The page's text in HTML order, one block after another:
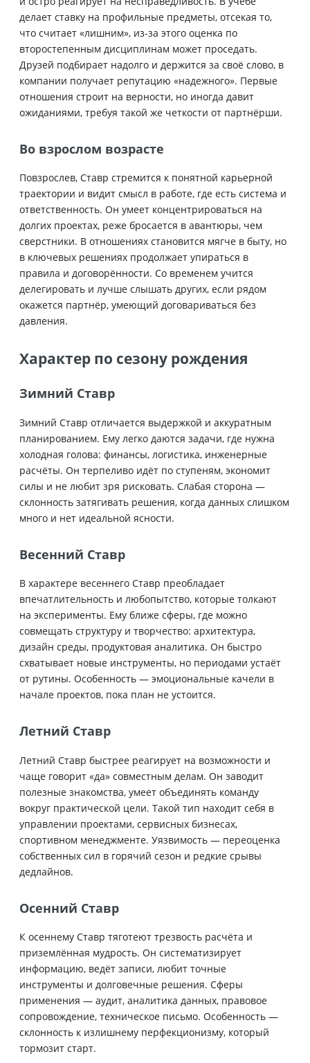
делает ставку на профильные предметы, отсекая то,
что считает «лишним», из-за этого оценка по
второстепенным дисциплинам может проседать.
Друзей подбирает надолго и держится за своё слово, в
компании получает репутацию «надежного». Первые
отношения строит на верности, но иногда давит
ожиданиями, требуя такой же четкости от партнёрши.
Во взрослом возрасте
Повзрослев, Ставр стремится к понятной карьерной
траектории и видит смысл в работе, где есть система и
ответственность. Он умеет концентрироваться на
долгих проектах, реже бросается в авантюры, чем
сверстники. В отношениях становится мягче в быту, но
в ключевых решениях продолжает упираться в
правила и договорённости. Со временем учится
делегировать и лучше слышать других, если рядом
окажется партнёр, умеющий договариваться без
давления.
Характер по сезону рождения
Зимний Ставр
Зимний Ставр отличается выдержкой и аккуратным
планированием. Ему легко даются задачи, где нужна
холодная голова: финансы, логистика, инженерные
расчёты. Он терпеливо идёт по ступеням, экономит
силы и не любит зря рисковать. Слабая сторона —
склонность затягивать решения, когда данных слишком
много и нет идеальной ясности.
Весенний Ставр
В характере весеннего Ставр преобладает
впечатлительность и любопытство, которые толкают
на эксперименты. Ему ближе сферы, где можно
совмещать структуру и творчество: архитектура,
дизайн среды, продуктовая аналитика. Он быстро
схватывает новые инструменты, но периодами устаёт
от рутины. Особенность — эмоциональные качели в
начале проектов, пока план не устоится.
Летний Ставр
Летний Ставр быстрее реагирует на возможности и
чаще говорит «да» совместным делам. Он заводит
полезные знакомства, умеет объединять команду
вокруг практической цели. Такой тип находит себя в
управлении проектами, сервисных бизнесах,
спортивном менеджменте. Уязвимость — переоценка
собственных сил в горячий сезон и редкие срывы
дедлайнов.
Осенний Ставр
К осеннему Ставр тяготеют трезвость расчёта и
приземлённая мудрость. Он систематизирует
информацию, ведёт записи, любит точные
инструменты и долговечные решения. Сферы
применения — аудит, аналитика данных, правовое
сопровождение, техническое письмо. Особенность —
склонность к излишнему перфекционизму, который
тормозит старт.